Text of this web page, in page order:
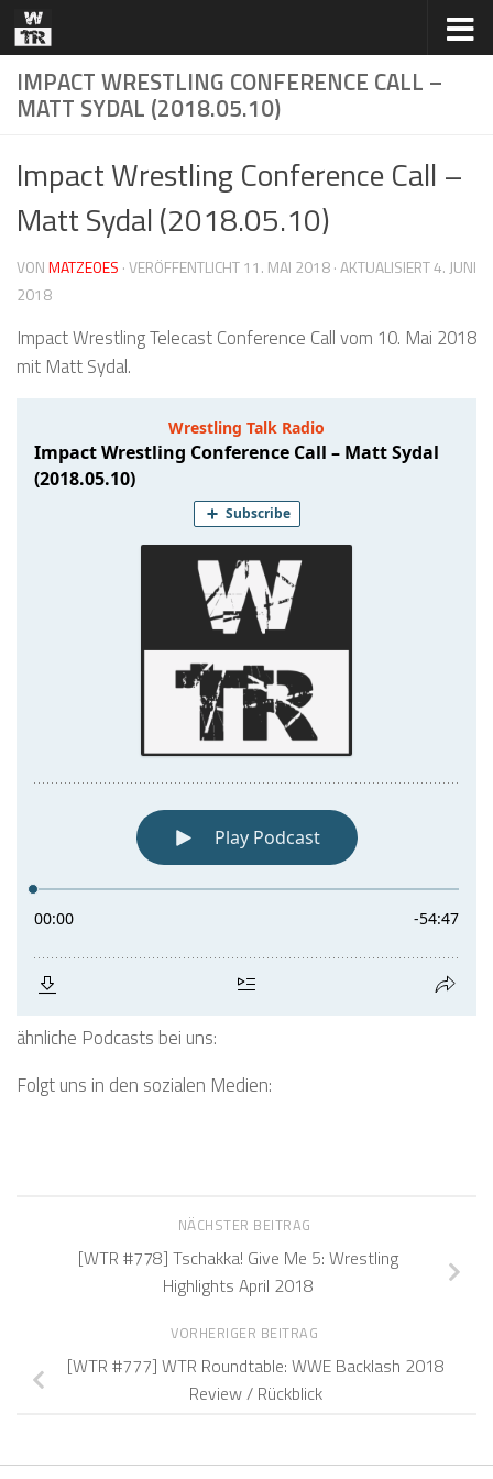
Zum Inhalt springen
IMPACT WRESTLING CONFERENCE CALL –
MATT SYDAL (2018.05.10)
Impact Wrestling Conference Call –
Matt Sydal (2018.05.10)
VONMATZEOES · VERÖFFENTLICHT11. MAI 2018· AKTUALISIERT4. JUNI
2018
Impact Wrestling Telecast Conference Call vom 10. Mai 2018
mit Matt Sydal.
ähnliche Podcasts bei uns:
Folgt uns in den sozialen Medien:
NÄCHSTER BEITRAG
[WTR #778] Tschakka! Give Me 5: Wrestling
Highlights April 2018
VORHERIGER BEITRAG
[WTR #777] WTR Roundtable: WWE Backlash 2018
Review / Rückblick